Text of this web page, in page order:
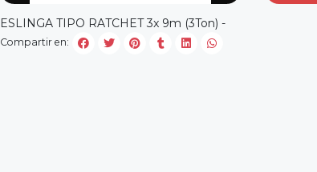
ESLINGA TIPO RATCHET 3x 9m (3Ton) -
Compartir en: